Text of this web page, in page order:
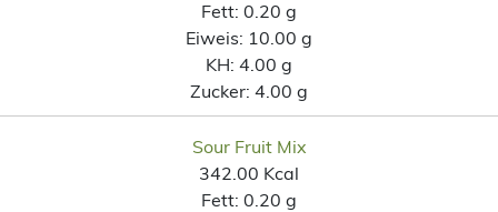
Fett: 0.20 g
Eiweis: 10.00 g
KH: 4.00 g
Zucker: 4.00 g
Sour Fruit Mix
342.00 Kcal
Fett: 0.20 g